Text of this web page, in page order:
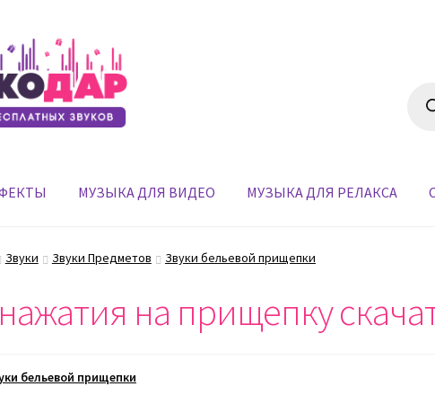
МУЗЫКА ДЛЯ ВИДЕО МУЗЫКА ДЛЯ РЕЛАКСА
Звуки Звуки Предметов Звуки бельевой прищепки
на прищепку
бельевой прищепки